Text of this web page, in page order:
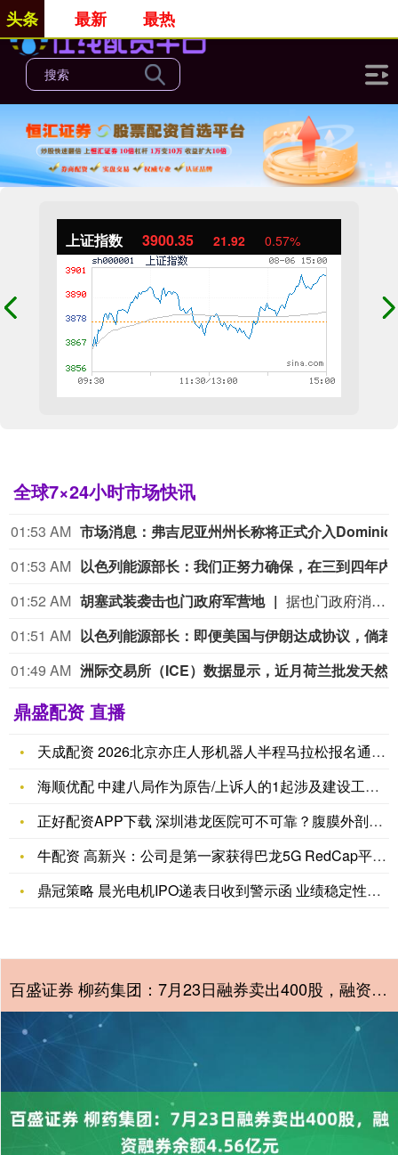
上证指数 3900.35 21.92 0.57%
全球7×24小时市场快讯
01:53 AM
01:53 AM
01:52 AM 胡塞武装袭击也门政府军营地
据也门政府消息人士称，8月6日，也门马里卜省和哈德拉毛省的也门政府军军营遭袭，至少30名也门政府军士兵死亡，死亡人数可能还会上升。 也门胡塞武装发言人叶海亚·萨雷亚当天发表视频声明，宣布对这两省多地的所谓“沙特军事部署”发动导弹和无人机袭击，并称数百名“亲沙特武装人员”被打死或打伤，军营、武器库和车辆被摧毁。（CCTV国际时讯）
01:51 AM
01:49 AM
鼎盛配资 直播
天成配资 2026北京亦庄人形机器人半程马拉松报名通道开启
海顺优配 中建八局作为原告/上诉人的1起涉及建设工程分包合同
正好配资APP下载 深圳港龙医院可不可靠？腹膜外剖宫产的多重
牛配资 高新兴：公司是第一家获得巴龙5G RedCap平台授
鼎冠策略 晨光电机IPO递表日收到警示函 业绩稳定性不足会是
百盛证券 柳药集团：7月23日融券卖出400股，融资融券余额4.56亿元
头条 最新 最热